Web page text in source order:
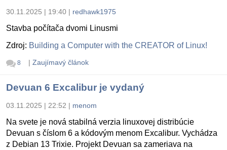
30.11.2025 | 19:40 | redhawk1975
Stavba počítača dvomi Linusmi
Zdroj: Building a Computer with the CREATOR of Linux!
8 | Zaujímavý článok
Devuan 6 Excalibur je vydaný
03.11.2025 | 22:52 | menom
Na svete je nová stabilná verzia linuxovej distribúcie
Devuan s číslom 6 a kódovým menom Excalibur. Vychádza
z Debian 13 Trixie. Projekt Devuan sa zameriava na